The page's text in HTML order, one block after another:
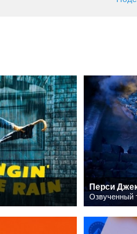
Перси
Озвученный